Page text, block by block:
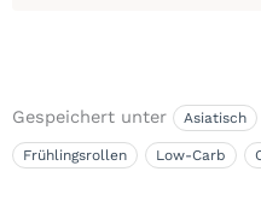
Gespeichert unter Asiatisch
Frühlingsrollen Low-Carb